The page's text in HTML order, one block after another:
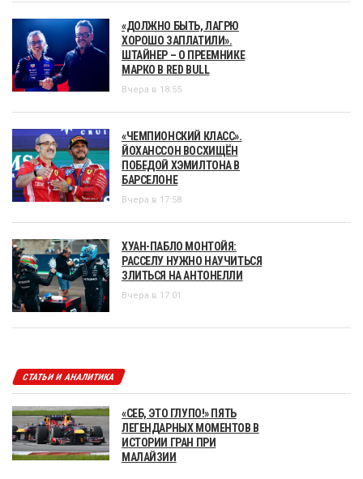
«ДОЛЖНО БЫТЬ, ЛАГРЮ
ХОРОШО ЗАПЛАТИЛИ».
ШТАЙНЕР – О ПРЕЕМНИКЕ
МАРКО В RED BULL
Вчера в 18:55
«ЧЕМПИОНСКИЙ КЛАСС».
ЙОХАНССОН ВОСХИЩЁН
ПОБЕДОЙ ХЭМИЛТОНА В
БАРСЕЛОНЕ
Вчера в 17:58
ХУАН-ПАБЛО МОНТОЙЯ:
РАССЕЛУ НУЖНО НАУЧИТЬСЯ
ЗЛИТЬСЯ НА АНТОНЕЛЛИ
Вчера в 17:01
СТАТЬИ И АНАЛИТИКА
«СЕБ, ЭТО ГЛУПО!» ПЯТЬ
ЛЕГЕНДАРНЫХ МОМЕНТОВ В
ИСТОРИИ ГРАН ПРИ
МАЛАЙЗИИ